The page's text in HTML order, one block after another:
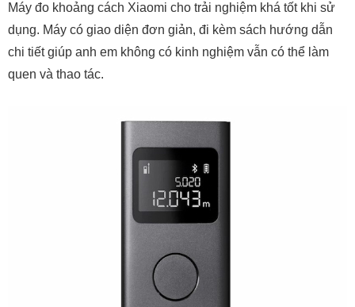
Máy đo khoảng cách Xiaomi cho trải nghiệm khá tốt khi sử
dụng. Máy có giao diện đơn giản, đi kèm sách hướng dẫn
chi tiết giúp anh em không có kinh nghiệm vẫn có thể làm
quen và thao tác.